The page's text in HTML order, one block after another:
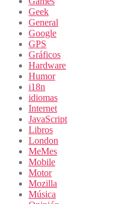
Geek
General
Google
GPS
Gráficos
Hardware
Humor
i18n
idiomas
Internet
JavaScript
Libros
London
MeMes
Mobile
Motor
Mozilla
Música